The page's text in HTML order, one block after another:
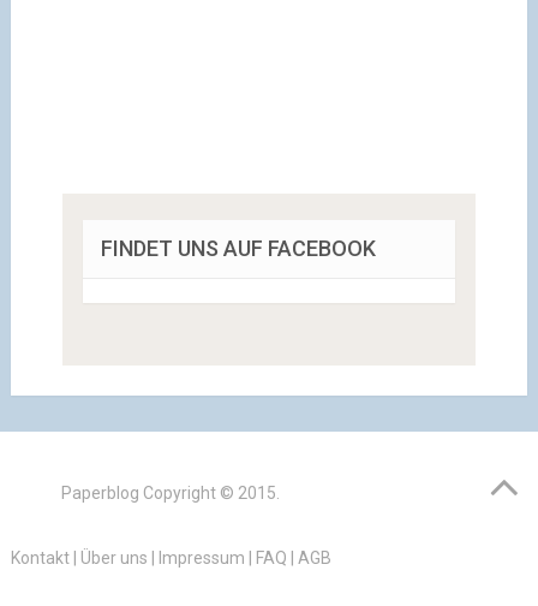
FINDET UNS AUF FACEBOOK
Paperblog Copyright © 2015.
Kontakt| Über uns | Impressum | FAQ | AGB